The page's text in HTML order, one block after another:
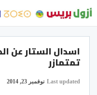
اسدال الستار عن
تمتمازر
Last updated نوفمبر 23, 2014